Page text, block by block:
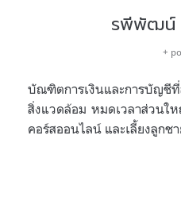
รพีพัฒน์
+
บัณฑิตการเงินและการบัญชี
สิ่งแวดล้อม หมดเวลาส่วนใ
คอร์สออนไลน์ และเลี้ยงลูกช